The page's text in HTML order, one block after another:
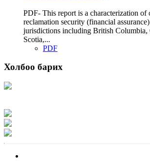
PDF- This report is a characterization of
reclamation security (financial
jurisdictions including British Columbia,
Scotia,...
PDF
Холбоо барих